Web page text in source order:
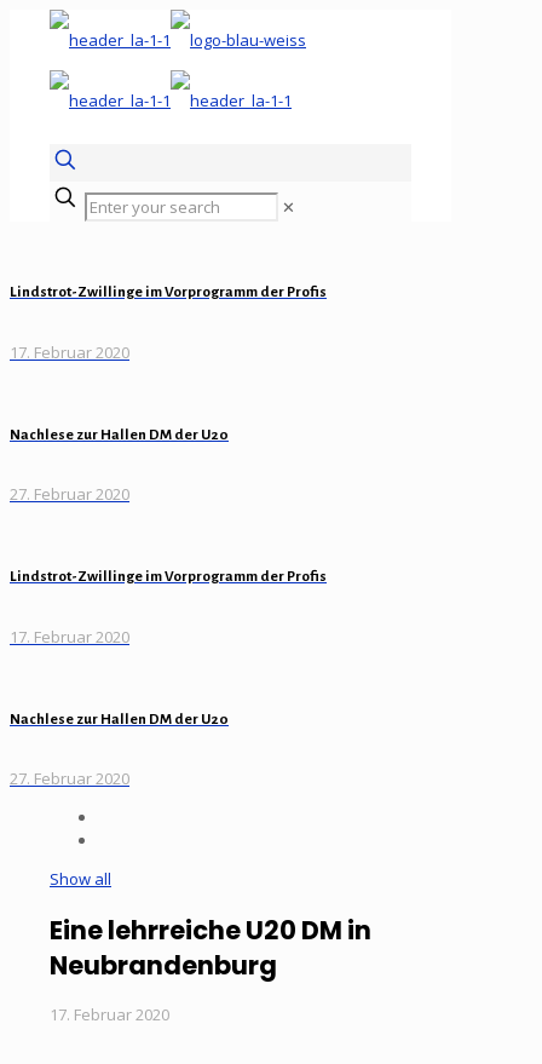
✕
Lindstrot-Zwillinge im Vorprogramm der Profis
17. Februar 2020
Nachlese zur Hallen DM der U20
27. Februar 2020
Lindstrot-Zwillinge im Vorprogramm der Profis
17. Februar 2020
Nachlese zur Hallen DM der U20
27. Februar 2020
Show all
Eine lehrreiche U20 DM in
Neubrandenburg
17. Februar 2020